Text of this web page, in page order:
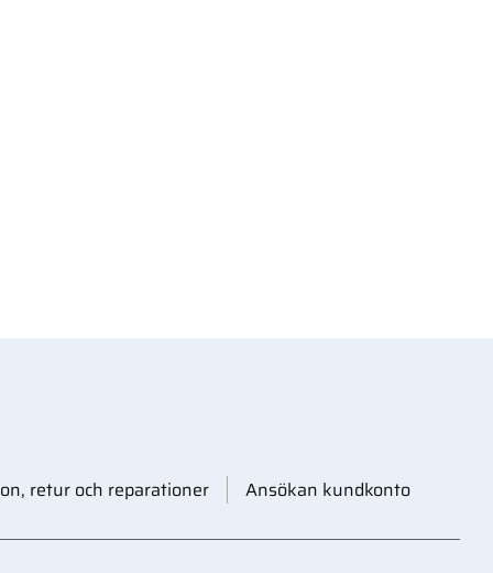
retur och reparationer Ansökan kundkonto